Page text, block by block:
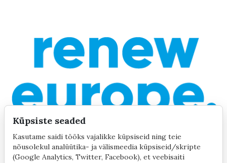
Küpsiste seaded
Kasutame saidi tööks vajalikke küpsiseid ning teie
nõusolekul analüütika- ja välismeedia küpsiseid/skripte
(Google Analytics, Twitter, Facebook), et veebisaiti